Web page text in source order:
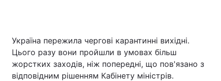
Україна пережила чергові карантинні вихідні.
Цього разу вони пройшли в умовах більш
жорстких заходів, ніж попередні, що пов'язано з
відповідним рішенням Кабінету міністрів.